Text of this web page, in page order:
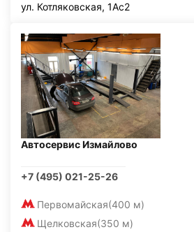
ул. Котляковская, 1Ас2
Автосервис Измайлово
+7 (495) 021-25-26
Первомайская(400 м)
Щелковская(350 м)